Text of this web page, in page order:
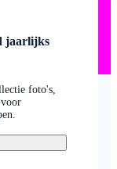
jaarlijks
foto's,